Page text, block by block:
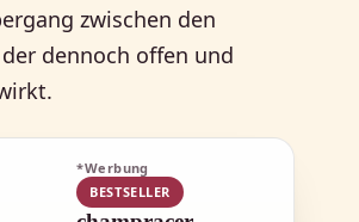
zwischen den
dennoch offen und
*Werbung
BESTSELLER